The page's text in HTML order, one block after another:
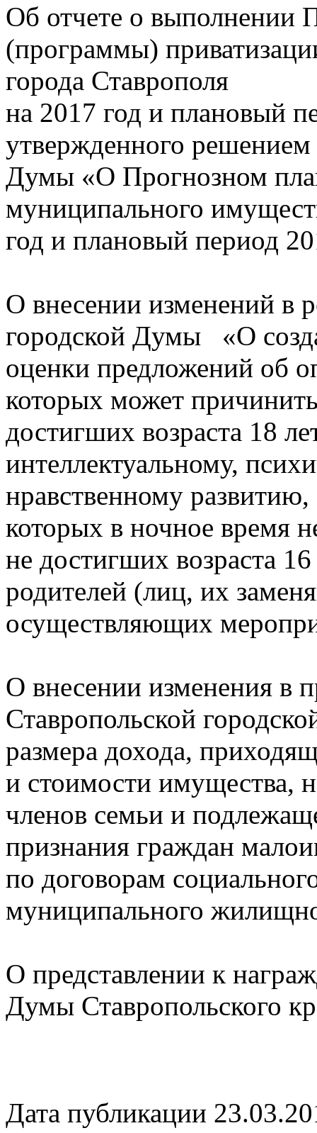
Об отчете о выполнении
(программы)
города Ставрополя
на 2017 год и плановый
утвержденного решением
Думы «О Прогнозном
муниципального
год и плановый период
О внесении изменений в
городской Думы «О
оценки предложений об
которых может
достигших возраста 18
интеллектуальному,
нравственному
которых в ночное время
не достигших возраста
родителей (лиц, их
осуществляющих
О внесении изменения в
Ставропольской
размера дохода,
и стоимости имущества,
членов семьи и
признания граждан
по договорам
муниципального
О представлении к
Думы Ставропольского
Дата публикации